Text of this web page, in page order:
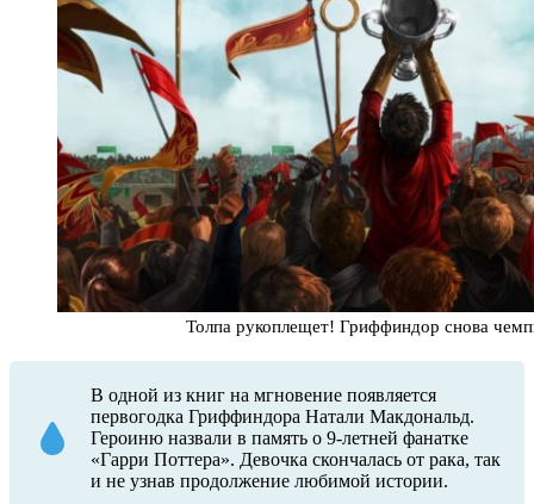
Толпа рукоплещет! Гриффиндор снова
В одной из книг на мгновение появляется
первогодка Гриффиндора Натали Макдональд.
Героиню назвали в память о 9-летней фанатке
«Гарри Поттера». Девочка скончалась от рака, так
и не узнав продолжение любимой истории.